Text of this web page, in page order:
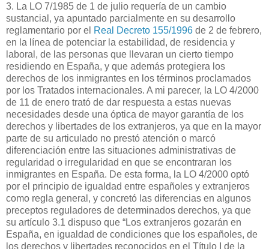
3. La LO 7/1985 de 1 de julio requería de un cambio
sustancial, ya apuntado parcialmente en su desarrollo
reglamentario por el Real Decreto 155/1996 de 2 de febrero,
en la línea de potenciar la estabilidad, de residencia y
laboral, de las personas que llevaran un cierto tiempo
residiendo en España, y que además protegiera los
derechos de los inmigrantes en los términos proclamados
por los Tratados internacionales. A mi parecer, la LO 4/2000
de 11 de enero trató de dar respuesta a estas nuevas
necesidades desde una óptica de mayor garantía de los
derechos y libertades de los extranjeros, ya que en la mayor
parte de su articulado no prestó atención o marcó
diferenciación entre las situaciones administrativas de
regularidad o irregularidad en que se encontraran los
inmigrantes en España. De esta forma, la LO 4/2000 optó
por el principio de igualdad entre españoles y extranjeros
como regla general, y concretó las diferencias en algunos
preceptos reguladores de determinados derechos, ya que
su artículo 3.1 dispuso que “Los extranjeros gozarán en
España, en igualdad de condiciones que los españoles, de
los derechos y libertades reconocidos en el Título I de la